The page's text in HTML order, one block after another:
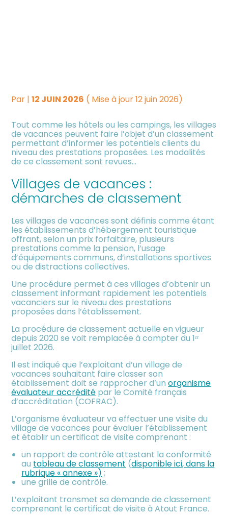
Piloter votre entreprise
Développer votre entreprise
Construire votre patrimoine
Être prêt pour la facturation
électronique
Investir dans la location
meublée
documents
Par |12 JUIN 2026 ( Mise à jour 12 juin 2026)
Tout comme les hôtels ou les campings, les villages
de vacances peuvent faire l’objet d’un classement
permettant d’informer les potentiels clients du
niveau des prestations proposées. Les modalités
de ce classement sont revues…
Villages de vacances :
démarches de classement
Les villages de vacances sont définis comme étant
les établissements d’hébergement touristique
offrant, selon un prix forfaitaire, plusieurs
prestations comme la pension, l’usage
d’équipements communs, d’installations sportives
ou de distractions collectives.
Une procédure permet à ces villages d’obtenir un
classement informant rapidement les potentiels
vacanciers sur le niveau des prestations
proposées dans l’établissement.
La procédure de classement actuelle en vigueur
depuis 2020 se voit remplacée à compter du 1ᵉʳ
juillet 2026.
Il est indiqué que l’exploitant d’un village de
vacances souhaitant faire classer son
établissement doit se rapprocher d’unorganisme
évaluateur accrédité par le Comité français
d’accréditation (COFRAC).
L’organisme évaluateur va effectuer une visite du
village de vacances pour évaluer l’établissement
et établir un certificat de visite comprenant :
un rapport de contrôle attestant la conformité
au tableau de classement (disponible ici, dans la
rubrique « annexe ») ;
une grille de contrôle.
L’exploitant transmet sa demande de classement
comprenant le certificat de visite à Atout France.